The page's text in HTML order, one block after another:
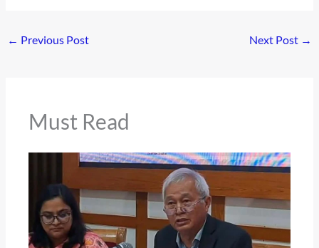
← Previous Post Next Post →
Must Read